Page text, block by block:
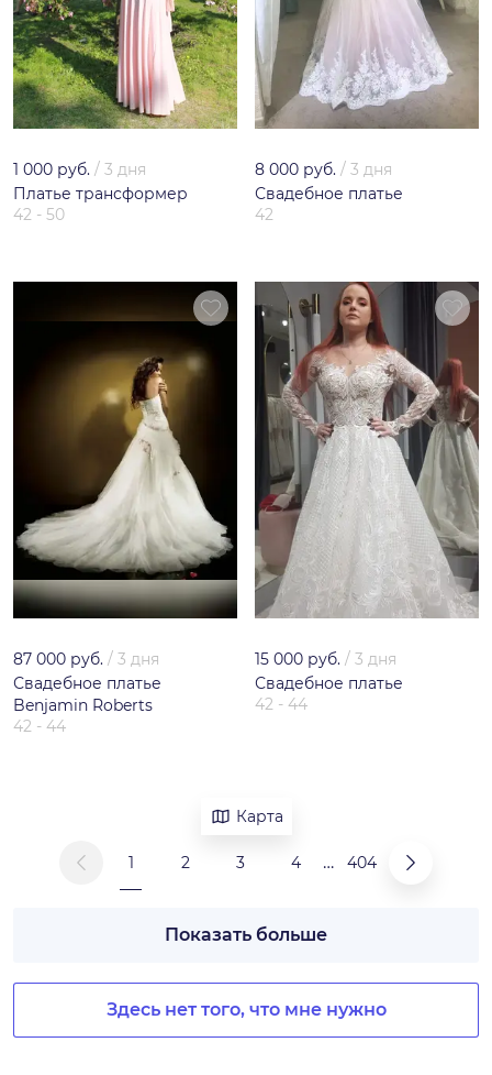
1 000 руб. / 3 дня
Платье трансформер
42 - 50
8 000 руб. / 3 дня
Свадебное платье
42
87 000 руб. / 3 дня
Свадебное платье
Benjamin Roberts
42 - 44
15 000 руб. / 3 дня
Свадебное платье
42 - 44
Карта
1 2 3 4 … 404
Показать больше
Здесь нет того, что мне нужно